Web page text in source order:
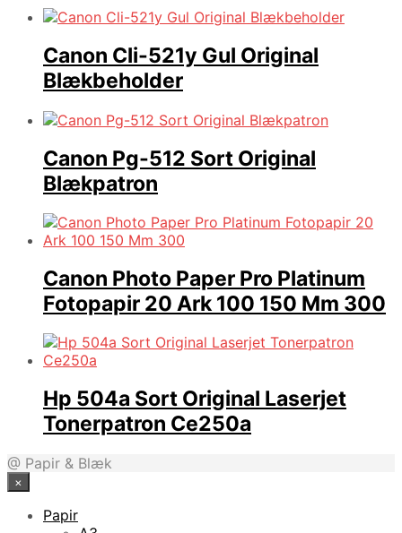
Canon Cli-521y Gul Original
Blækbeholder
Canon Pg-512 Sort Original
Blækpatron
Canon Photo Paper Pro Platinum
Fotopapir 20 Ark 100 150 Mm 300
Hp 504a Sort Original Laserjet
Tonerpatron Ce250a
@ Papir & Blæk
×
Papir